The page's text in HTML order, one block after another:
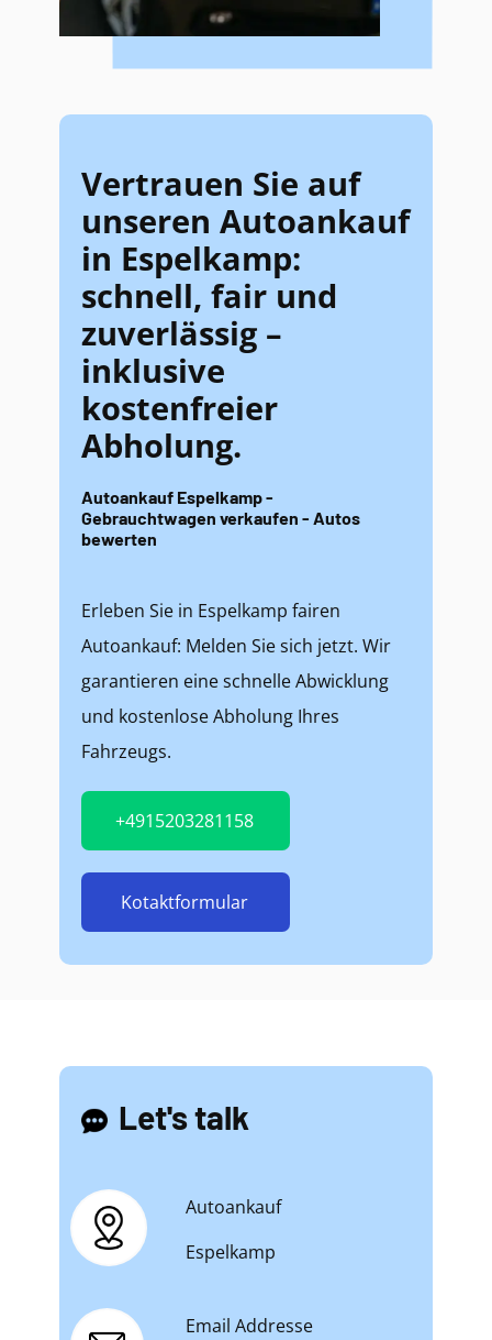
Vertrauen Sie auf
unseren Autoankauf
in Espelkamp:
schnell, fair und
zuverlässig –
inklusive
kostenfreier
Abholung.
Autoankauf Espelkamp -
Gebrauchtwagen verkaufen - Autos
bewerten
Erleben Sie in Espelkamp fairen
Autoankauf: Melden Sie sich jetzt. Wir
garantieren eine schnelle Abwicklung
und kostenlose Abholung Ihres
Fahrzeugs.
+4915203281158
Kotaktformular
Let's talk
Autoankauf
Espelkamp
Email Addresse